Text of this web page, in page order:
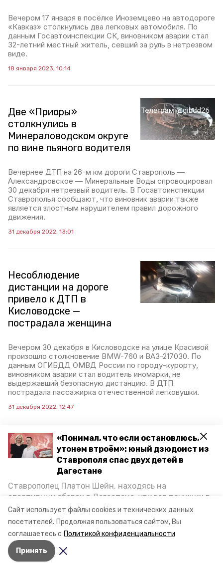
Сайт использует файлы cookies и технических данных
посетителей. Продолжая пользоваться сайтом, Вы
соглашаетесь с Политикой конфиденциальности
Принять
«Понимал, что если остановлюсь,
утонем втроём»: юный дзюдоист из
Ставрополя спас двух детей в
Дагестане
Ставрополец Платон Шейн, находясь на
спортивных сборах в Дегестане, увидел тонущих в
Каспийском море детей и бросился на помощь. По
возвращении домой, отважного мальчика
пригласили в министерство образования края и
наградили. Корреспондент «Победы26» пообщался
с юным героем.
Вечером 17 января в посёлке Иноземцево на автодороге
«Кавказ» столкнулись два легковых автомобиля. По
данным Госавтоинспекции СК, виновником аварии стал
32-летний местный житель, севший за руль в нетрезвом
виде.
18 января 2023, 10:14
Две «Приоры»
столкнулись в
Минераловодском округе
по вине пьяного водителя
Вечернее ДТП на 26-м км дороги Ставрополь —
Александровское — Минеральные Воды спровоцировал
30 декабря нетрезвый водитель. В Госавтоинспекции
Ставрополья сообщают, что виновник аварии также
является злостным нарушителем правил дорожного
движения.
31 декабря 2022, 13:01
Несоблюдение
дистанции на дороге
привело к ДТП в
Кисловодске —
пострадала женщина
Вечером 30 декабря в Кисловодске на улице Красивой
произошло столкновение BMW-760 и ВАЗ-217030. По
данным ОГИБДД ОМВД России по городу-курорту,
виновником аварии стал водитель иномарки, не
выдержавший безопасную дистанцию. В ДТП
пострадала пассажирка отечественной легковушки.
31 декабря 2022, 12:47
Две легковушки с
газовым оборудованием
столкнулись в Минводах
Сообщение о ДТП на улице Железноводской поступило
на экстренный номер 112 Минвод в четверг, 29 декабря.
О подробностях аварии сообщил Telegram-канал
городской службы спасения.
30 декабря 2022, 07:29